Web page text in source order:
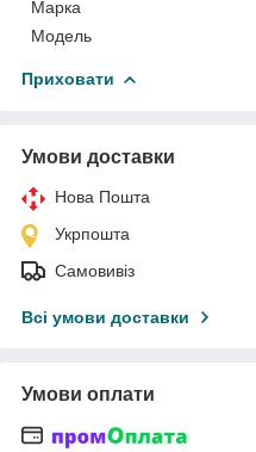
Марка
Мoдель
Приховати
Умови доставки
Нова Пошта
Укрпошта
Самовивіз
Всі умови доставки
Умови оплати